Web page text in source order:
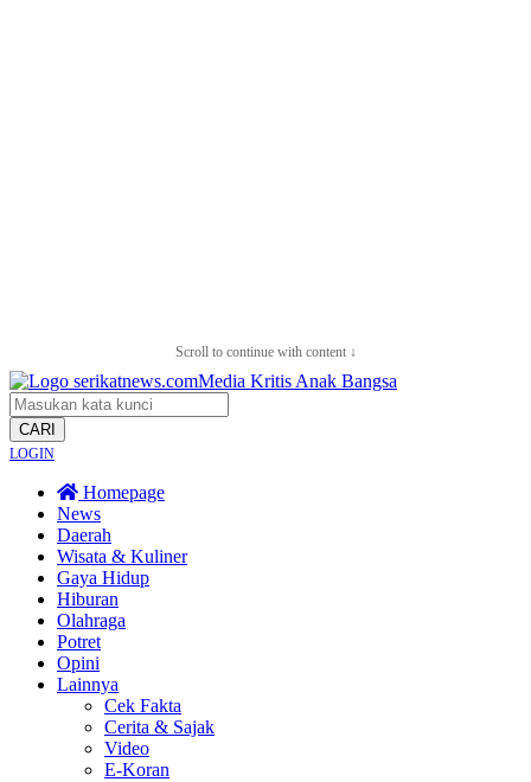
Scroll to continue with content ↓
CARI
LOGIN
Homepage
News
Daerah
Wisata & Kuliner
Gaya Hidup
Hiburan
Olahraga
Potret
Opini
Lainnya
Cek Fakta
Cerita & Sajak
Video
E-Koran